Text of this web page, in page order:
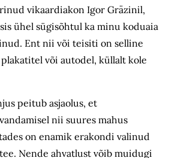
vikaardiakon Igor Gräzinil,
ühel sügisõhtul ka minu koduaia
Ent nii või teisiti on selline
või autodel, küllalt kole
peitub asjaolus, et
nii suures mahus
on enamik erakondi valinud
Nende ahvatlust võib muidugi